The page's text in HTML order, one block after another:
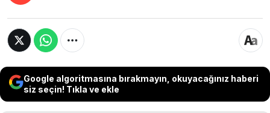
Google algoritmasına bırakmayın, okuyacağınız haberi
siz seçin! Tıkla ve ekle